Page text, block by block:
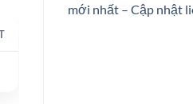
mới nhất – Cập nhật